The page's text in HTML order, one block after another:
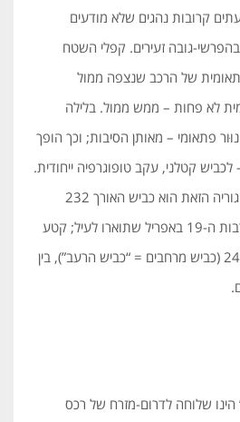
קרובות נהגים שלא מודעים
גובה זעירים. קפלי השטח
של הרכב שנצפה ממול
לא פחות – ממש ממול. בלילה
פתאומי – מאותן הסיבות; וכך הופך
קטלני, עקב טופוגרפיה ייחודית.
הכביש המסוכן ביותר בקטגוריה הזאת הוא כביש האורך 232
החוצה בדרכו את איזור קרבות ה-19 באפריל שתוארו לעיל; קטע
קטלני נוסף קיים בכביש 241 (כביש מרחבים = “כביש הרעב”), בין
הינו שלוחה לדרום-מזרח של רכס